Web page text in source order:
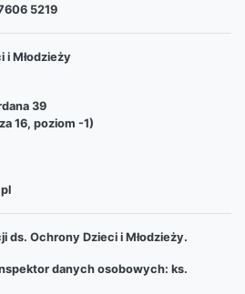
5219
i Młodzieży
39
16, poziom -1)
ds. Ochrony Dzieci i Młodzieży.
danych osobowych: ks.